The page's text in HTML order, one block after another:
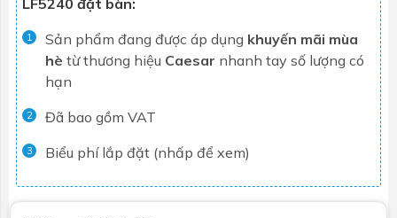
1 Sản phẩm đang được áp dụng khuyến mãi mùa
hè từ thương hiệu Caesar nhanh tay số lượng có
hạn
2 Đã bao gồm VAT
3 Biểu phí lắp đặt (nhấp để xem)